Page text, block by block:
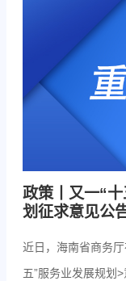
政策丨又一“
划征求意见公
近日，海南省商务
五”服务业发展规划